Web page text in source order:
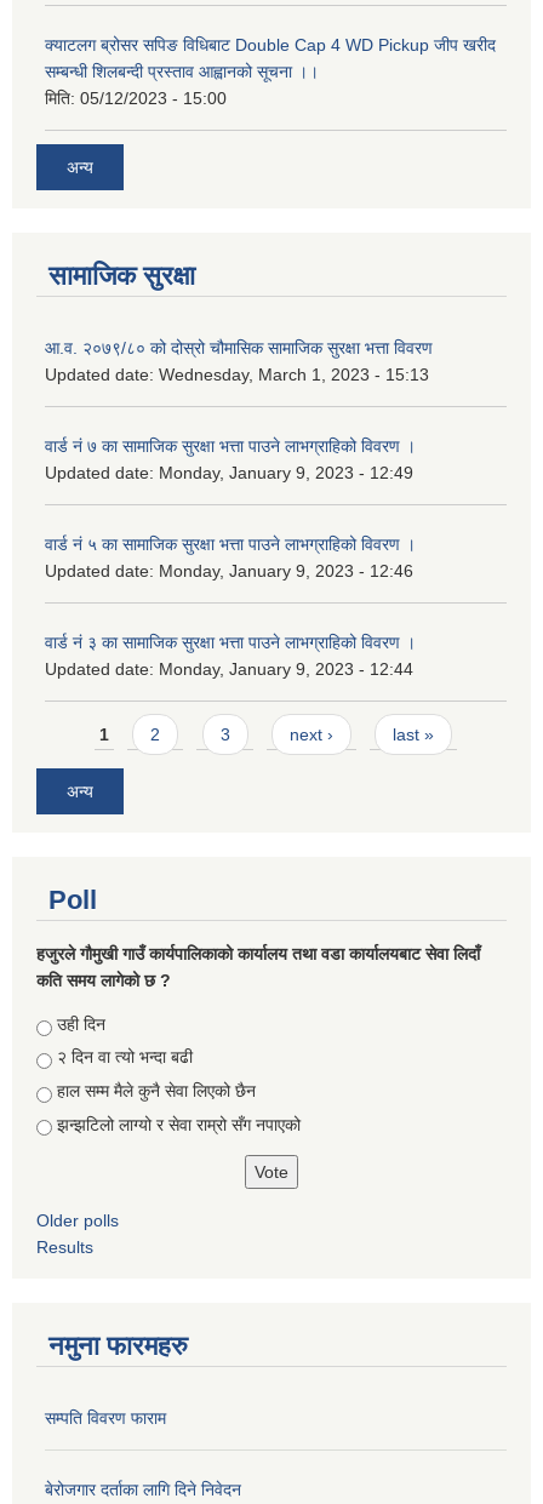
क्याटलग ब्रोसर सपिङ विधिबाट Double Cap 4 WD Pickup जीप खरीद
सम्बन्धी शिलबन्दी प्रस्ताव आह्वानको सूचना ।।
मिति: 05/12/2023 - 15:00
अन्य
सामाजिक सुरक्षा
आ.व. २०७९/८० को दोस्रो चौमासिक सामाजिक सुरक्षा भत्ता विवरण
Updated date: Wednesday, March 1, 2023 - 15:13
वार्ड नं ७ का सामाजिक सुरक्षा भत्ता पाउने लाभग्राहिको विवरण ।
Updated date: Monday, January 9, 2023 - 12:49
वार्ड नं ५ का सामाजिक सुरक्षा भत्ता पाउने लाभग्राहिको विवरण ।
Updated date: Monday, January 9, 2023 - 12:46
वार्ड नं ३ का सामाजिक सुरक्षा भत्ता पाउने लाभग्राहिको विवरण ।
Updated date: Monday, January 9, 2023 - 12:44
Pages
1 2 3 next › last »
अन्य
Poll
हजुरले गौमुखी गाउँ कार्यपालिकाको कार्यालय तथा वडा कार्यालयबाट सेवा लिदाँ
कति समय लागेको छ ?
Choices
उही दिन
२ दिन वा त्यो भन्दा बढी
हाल सम्म मैले कुनै सेवा लिएको छैन
झन्झटिलो लाग्यो र सेवा राम्रो सँग नपाएको
Older polls
Results
नमुना फारमहरु
सम्पति विवरण फाराम
बेरोजगार दर्ताका लागि दिने निवेदन